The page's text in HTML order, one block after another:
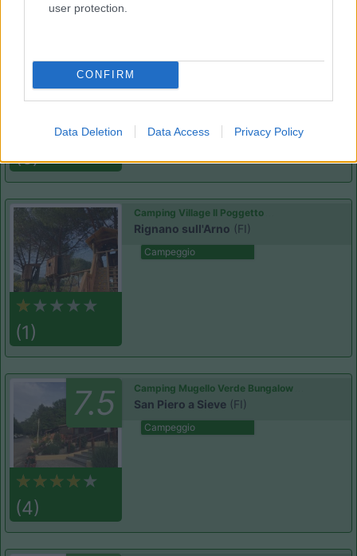
user protection.
CONFIRM
Data Deletion Data Access Privacy Policy
8
(6)
(1)
Camping Village Il Poggetto
Rignano sull'Arno (FI)
Campeggio
7.5
(4)
Camping Mugello Verde Bungalow
San Piero a Sieve (FI)
Campeggio